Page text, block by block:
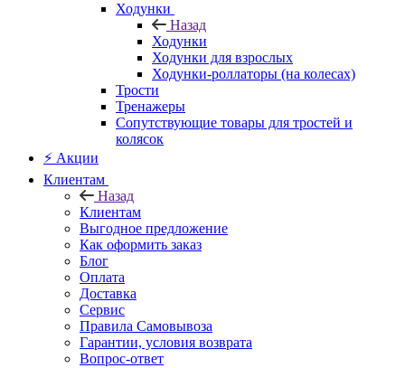
Ходунки
Назад
Ходунки
Ходунки для взрослых
Ходунки-роллаторы (на колесах)
Трости
Тренажеры
Сопутствующие товары для тростей и
колясок
⚡ Акции
Клиентам
Назад
Клиентам
Выгодное предложение
Как оформить заказ
Блог
Оплата
Доставка
Сервис
Правила Самовывоза
Гарантии, условия возврата
Вопрос-ответ